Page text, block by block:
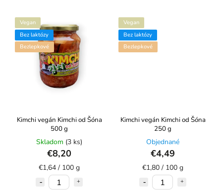
Vegan
Bez laktózy
Bezlepkové
Kimchi vegán Kimchi od Šóna
500 g
Skladom (3 ks)
€8,20
€1,64 / 100 g
Vegan
Bez laktózy
Bezlepkové
Kimchi vegán Kimchi od Šóna
250 g
Objednané
€4,49
€1,80 / 100 g